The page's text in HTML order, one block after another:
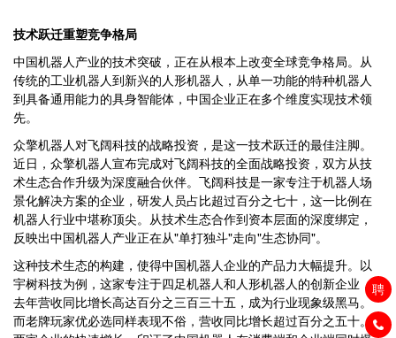
聘
技术跃迁重塑竞争格局
中国机器人产业的技术突破，正在从根本上改变全球竞争格局。从
传统的工业机器人到新兴的人形机器人，从单一功能的特种机器人
到具备通用能力的具身智能体，中国企业正在多个维度实现技术领
先。
众擎机器人对飞阔科技的战略投资，是这一技术跃迁的最佳注脚。
近日，众擎机器人宣布完成对飞阔科技的全面战略投资，双方从技
术生态合作升级为深度融合伙伴。飞阔科技是一家专注于机器人场
景化解决方案的企业，研发人员占比超过百分之七十，这一比例在
机器人行业中堪称顶尖。从技术生态合作到资本层面的深度绑定，
反映出中国机器人产业正在从"单打独斗"走向"生态协同"。
这种技术生态的构建，使得中国机器人企业的产品力大幅提升。以
宇树科技为例，这家专注于四足机器人和人形机器人的创新企业，
去年营收同比增长高达百分之三百三十五，成为行业现象级黑马。
而老牌玩家优必选同样表现不俗，营收同比增长超过百分之五十。